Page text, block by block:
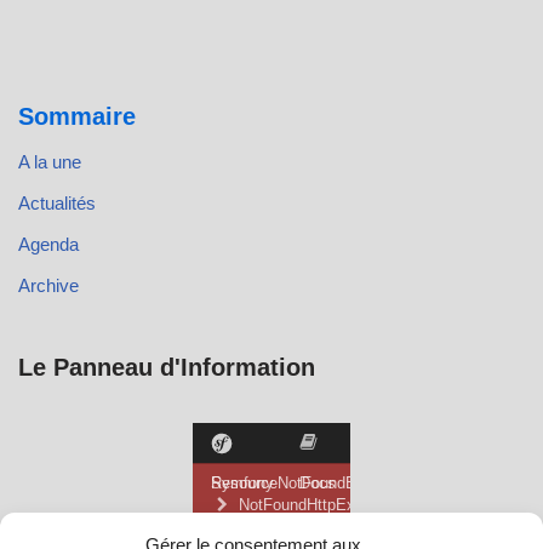
Gérer le consentement aux
Sommaire
A la une
Actualités
Agenda
Archive
Le Panneau d'Information